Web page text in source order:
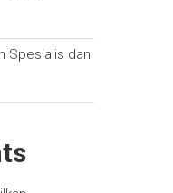
Spesialis dan